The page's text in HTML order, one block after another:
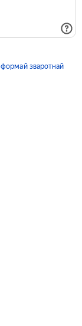
формай зваротнай